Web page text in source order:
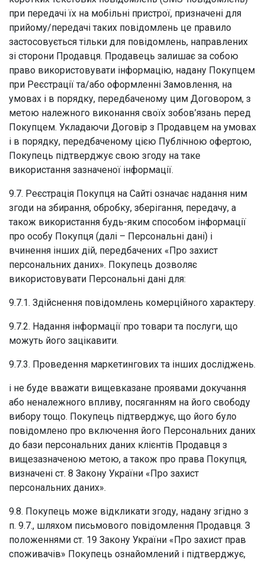
при передачі їх на мобільні пристрої, призначені для
прийому/передачі таких повідомлень це правило
застосовується тільки для повідомлень, направлених
зі сторони Продавця. Продавець залишає за собою
право використовувати інформацію, надану Покупцем
при Реєстрації та/або оформленні Замовлення, на
умовах і в порядку, передбаченому цим Договором, з
метою належного виконання своїх зобов’язань перед
Покупцем. Укладаючи Договір з Продавцем на умовах
і в порядку, передбаченому цією Публічною офертою,
Покупець підтверджує свою згоду на таке
використання зазначеної інформації.
9.7. Реєстрація Покупця на Сайті означає надання ним
згоди на збирання, обробку, зберігання, передачу, а
також використання будь-яким способом інформації
про особу Покупця (далі – Персональні дані) і
вчинення інших дій, передбачених «Про захист
персональних даних». Покупець дозволяє
використовувати Персональні дані для:
9.7.1. Здійснення повідомлень комерційного характеру.
9.7.2. Надання інформації про товари та послуги, що
можуть його зацікавити.
9.7.3. Проведення маркетингових та інших досліджень.
і не буде вважати вищевказане проявами докучання
або неналежного впливу, посяганням на його свободу
вибору тощо. Покупець підтверджує, що його було
повідомлено про включення його Персональних даних
до бази персональних даних клієнтів Продавця з
вищезазначеною метою, а також про права Покупця,
визначені ст. 8 Закону України «Про захист
персональних даних».
9.8. Покупець може відкликати згоду, надану згідно з
п. 9.7., шляхом письмового повідомлення Продавця. З
положеннями ст. 19 Закону України «Про захист прав
споживачів» Покупець ознайомлений і підтверджує,